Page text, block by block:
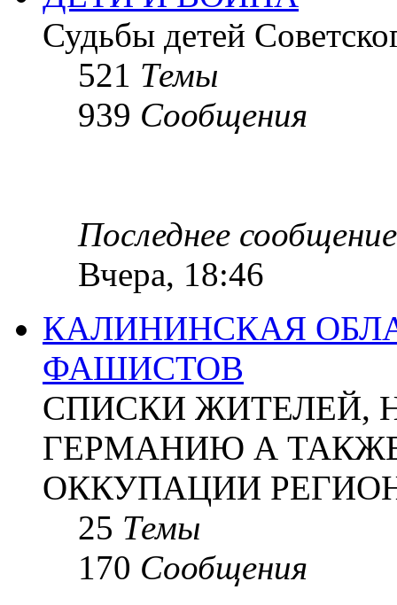
Судьбы детей
521 Темы
939 Сообщения
Последнее сообщение
Вчера, 18:46
КАЛИНИНСКАЯ
ФАШИСТОВ
СПИСКИ ЖИТЕЛЕЙ,
ГЕРМАНИЮ А
ОККУПАЦИИ
25 Темы
170 Сообщения